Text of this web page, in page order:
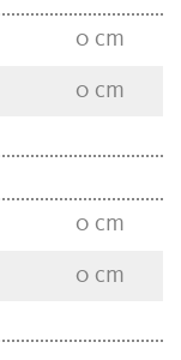
0 cm
0 cm
0 cm
0 cm